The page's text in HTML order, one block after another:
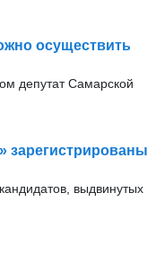
осуществить
депутат Самарской
зарегистрированы
выдвинутых